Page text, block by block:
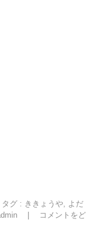
タグ : ききょうや, よだ
コメントをど